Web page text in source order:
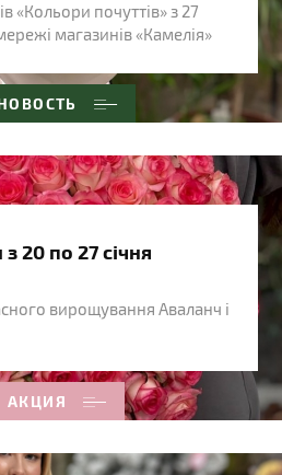
«Кольори почуттів» з 27
магазинів «Камелія»
АКЦИЯ
20 по 27 січня
вирощування Аваланч і